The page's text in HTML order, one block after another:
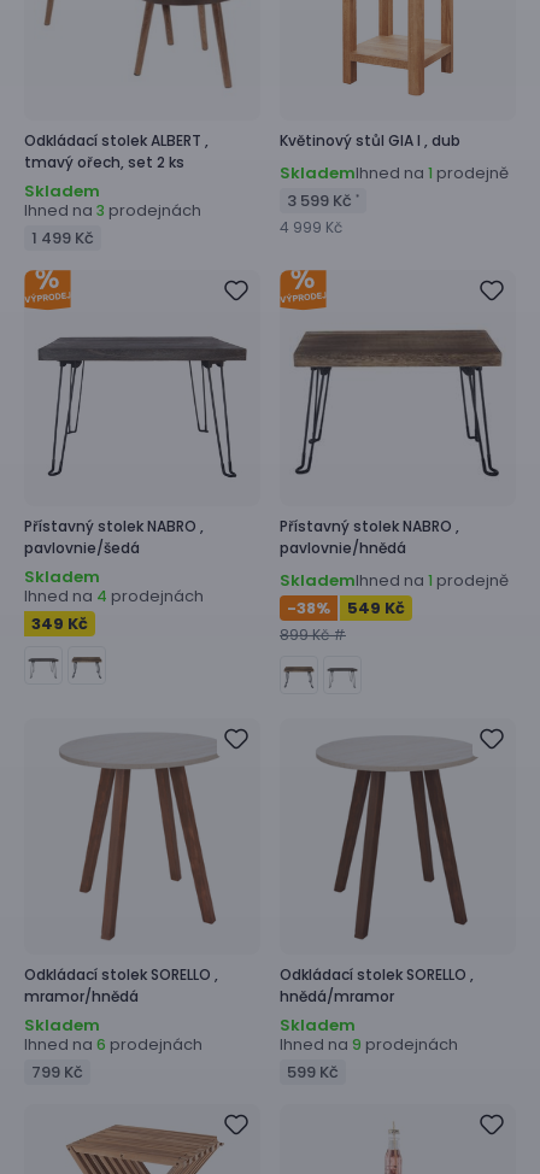
Odkládací stolekALBERT ,
tmavý ořech, set 2 ks
Skladem
Ihned na 3 prodejnách
1 499 Kč
Květinový stůl GIA I , dub
SklademIhned na 1 prodejně
3 599 Kč *
4 999 Kč
Přístavný stolekNABRO ,
pavlovnie/šedá
Skladem
Ihned na 4 prodejnách
349 Kč
Přístavný stolekNABRO ,
pavlovnie/hnědá
SklademIhned na 1 prodejně
-38% 549 Kč
899 Kč #
Odkládací stolekSORELLO ,
mramor/hnědá
Skladem
Ihned na 6 prodejnách
799 Kč
Odkládací stolekSORELLO ,
hnědá/mramor
Skladem
Ihned na 9 prodejnách
599 Kč